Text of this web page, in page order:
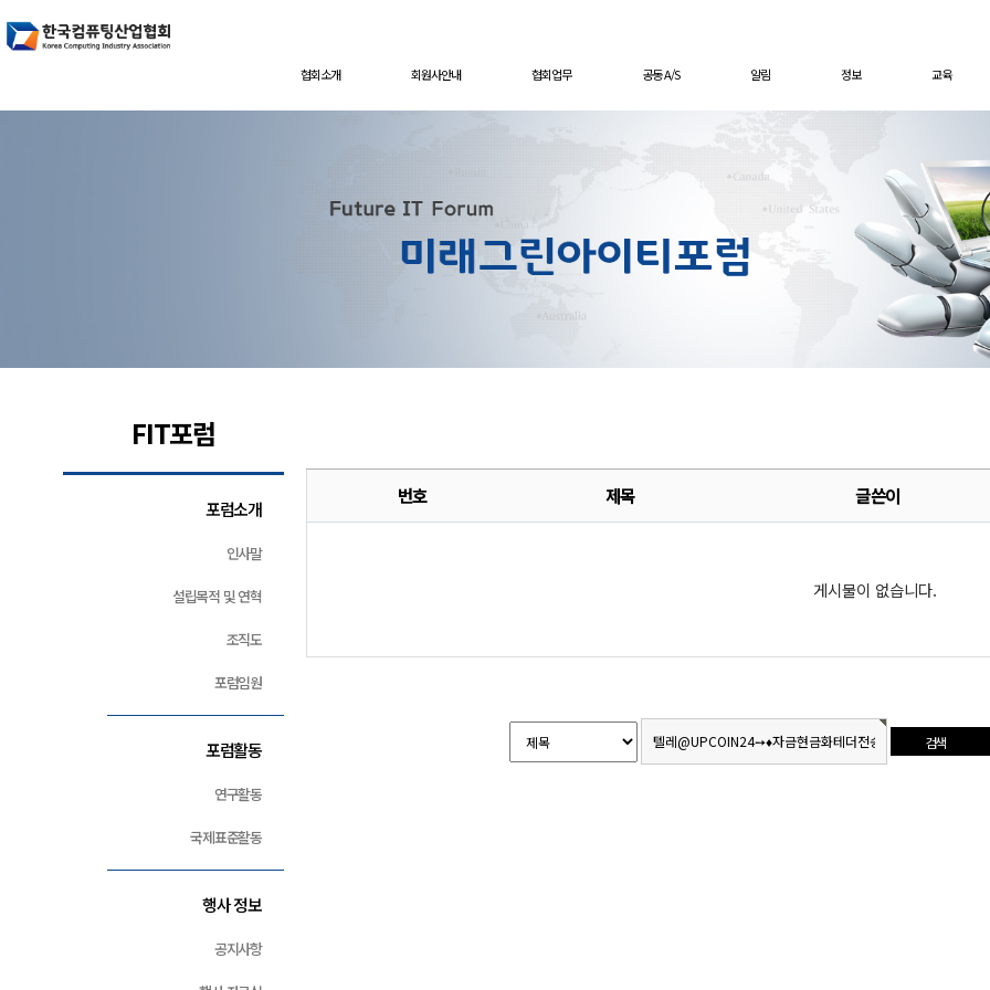
협회소개 회원사안내 협회업무 공동 A/S 알림 정보 교육
FIT포럼
포럼소개
인사말
설립목적 및 연혁
조직도
포럼임원
포럼활동
연구활동
국제표준활동
행사 정보
공지사항
번호 제목 글쓴이
게시물이 없습니다.